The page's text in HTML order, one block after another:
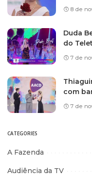
8 de
Duda
do
7 de
com
7 de
CATEGORIES
A Fazenda
Audiência da TV